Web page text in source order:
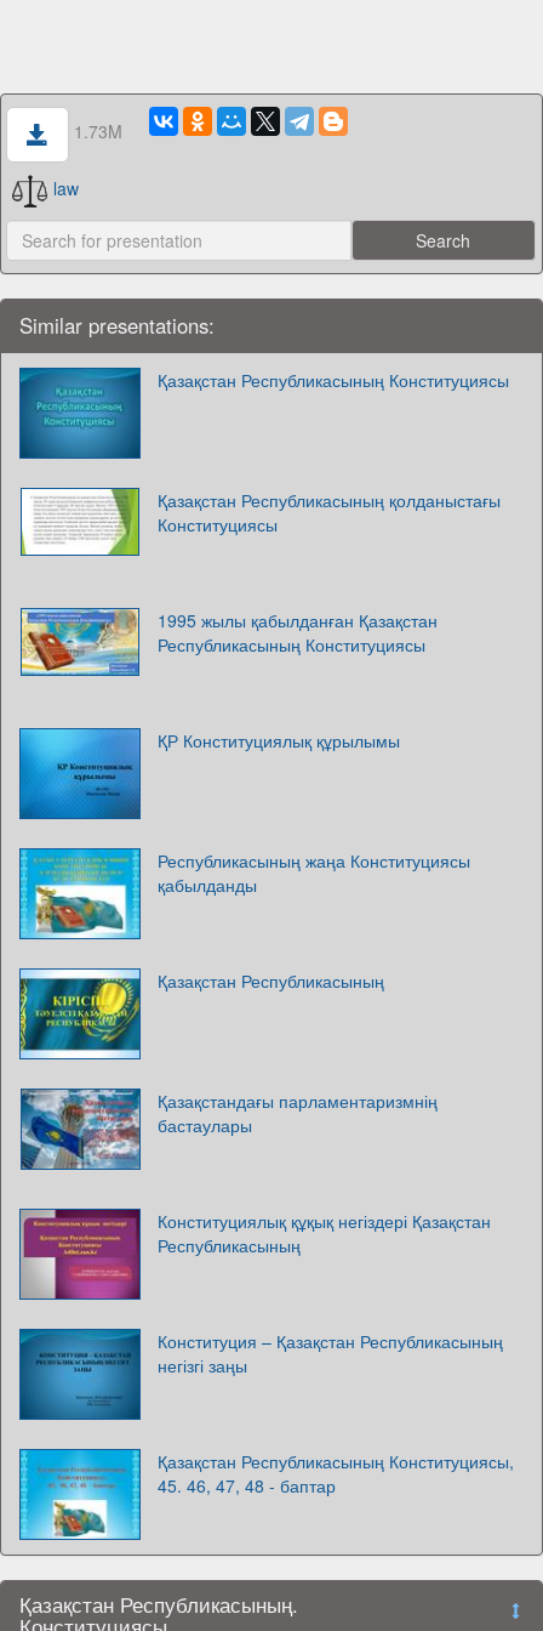
1.73M
law
Similar presentations:
Қазақстан Республикасының Конституциясы
Қазақстан Республикасының қолданыстағы
Конституциясы
1995 жылы қабылданған Қазақстан
Республикасының Конституциясы
ҚР Конституциялық құрылымы
Республикасының жаңа Конституциясы
қабылданды
Қазақстан Республикасының
Қазақстандағы парламентаризмнің
бастаулары
Конституциялық құқық негіздері Қазақстан
Республикасының
Конституция – Қазақстан Республикасының
негізгі заңы
Қазақстан Республикасының Конституциясы,
45. 46, 47, 48 - баптар
Қазақстан Республикасының.